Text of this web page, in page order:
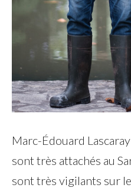
Marc-Édouard
sont très attachés au
sont très vigilants sur